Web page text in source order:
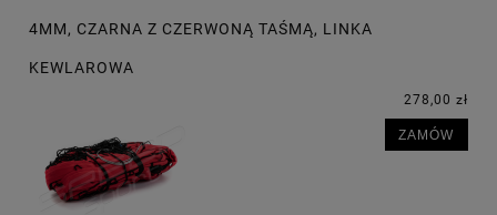
4MM, CZARNA Z CZERWONĄ TAŚMĄ, LINKA
KEWLAROWA
278,00 zł
ZAMÓW